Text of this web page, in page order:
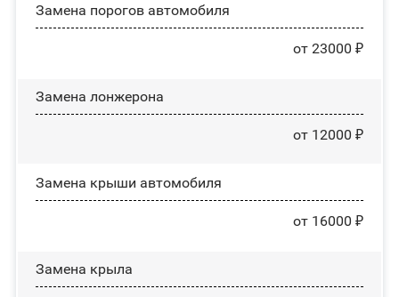
Замена порогов автомобиля
от 23000 ₽
Замена лонжерона
от 12000 ₽
Замена крыши автомобиля
от 16000 ₽
Замена крыла